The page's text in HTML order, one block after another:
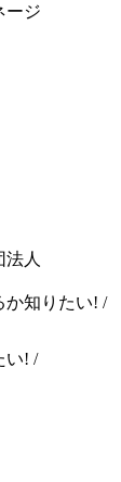
ージ
人
か知りたい! /
い! /